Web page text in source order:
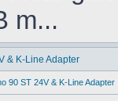
m...
& K-Line Adapter
90 ST 24V & K-Line Adapter